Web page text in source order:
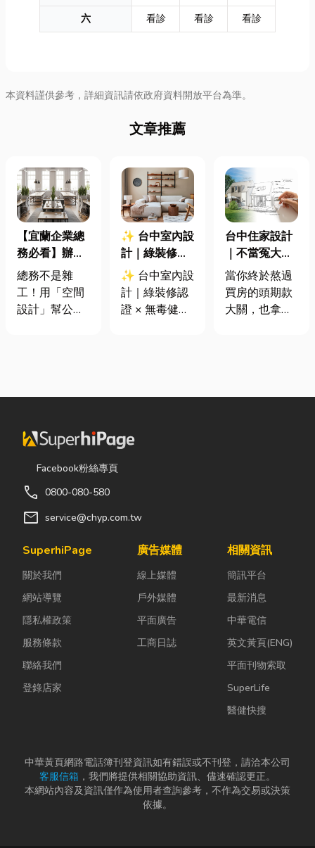
六
看診 看診 看診
本資料謹供參考，詳細資訊請依政府資料開放平台為準。
文章推薦
【宜蘭企業總
務必看】辦公
室如何打造高
效能職場？從
辦公桌椅、系
總務不是雜
工！用「空間
設計」幫公司
公室時，常覺
缺東西時「壞
什麼補什麼」
就好，但這種
花了大錢，卻
換來員工抱怨
辦公室空間設
司賺錢的戰
略！真正厲
害...
✨ 台中室內設
計｜綠裝修認
證 × 無毒健康
建材，打造安
全、舒適又有
✨ 台中室內設
計｜綠裝修認
證 × 無毒健康
其實一間專業
不只是提供空
生過程中，默
兼具美感、機
想生活空間...
台中住家設計
｜不當冤大
頭！教你新家
該如何聰明裝
潢！
當你終於熬過
買房的頭期款
大關，也拿到
經浮現各種美
等一下！在踩
很深的領域之
前，很多...
Facebook粉絲專頁
call 0800-080-580
mail service@chyp.com.tw
SuperhiPage
關於我們
網站導覽
隱私權政策
服務條款
聯絡我們
登錄店家
廣告媒體
線上媒體
戶外媒體
平面廣告
工商日誌
相關資訊
簡訊平台
最新消息
中華電信
英文黃頁(ENG)
平面刊物索取
SuperLife
醫健快搜
中華黃頁網路電話簿刊登資訊如有錯誤或不刊登，請洽本公司
客服信箱 ，我們將提供相關協助資訊、儘速確認更正。
本網站內容及資訊僅作為使用者查詢參考，不作為交易或決策
依據。